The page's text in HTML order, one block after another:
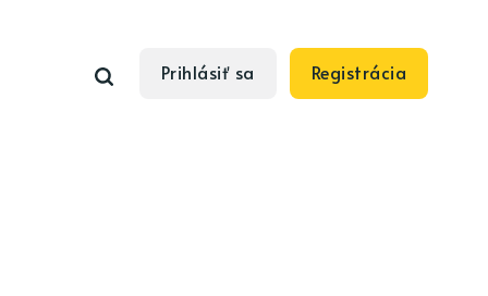
Prihlásiť sa Registrácia